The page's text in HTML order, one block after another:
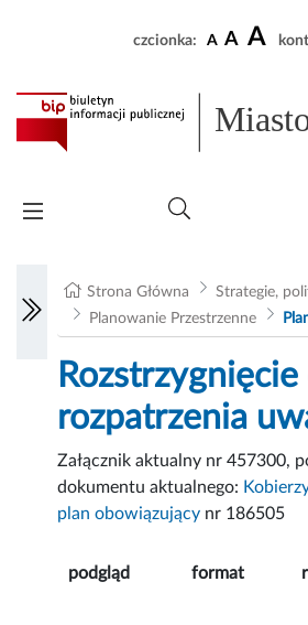
czcionka: A A A
Strona Główna
Strategie,
Planowanie Przestrzenne
rozpatrzenia
Załącznik aktualny nr 457300,
dokumentu aktualnego:
plan obowiązujący nr 186505
podgląd format